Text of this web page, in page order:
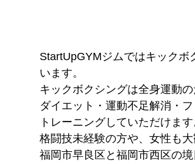
StartUpGYMジムではキック
います。
キックボクシングは全身運動
ダイエット・運動不足解消・
トレーニングしていただけます
格闘技未経験の方や、女性も大
福岡市早良区と福岡市西区の